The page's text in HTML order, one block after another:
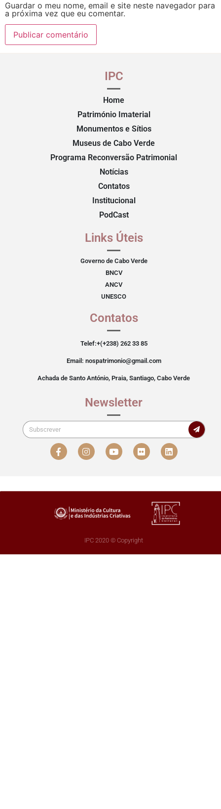
Guardar o meu nome, email e site neste navegador para
a próxima vez que eu comentar.
IPC
Home
Património Imaterial
Monumentos e Sítios
Museus de Cabo Verde
Programa Reconversão Patrimonial
Notícias
Contatos
Institucional
PodCast
Links Úteis
Governo de Cabo Verde
BNCV
ANCV
UNESCO
Contatos
Telef:+(+238) 262 33 85
Email: nospatrimonio@gmail.com
Achada de Santo António, Praia, Santiago, Cabo Verde
Newsletter
IPC 2020 © Copyright